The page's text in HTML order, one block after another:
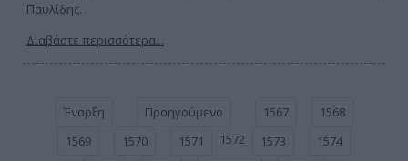
Παυλίδης.
Διαβάστε περισσότερα...
Έναρξη Προηγούμενο 1567
1568
1569
1570 1571 1572 1573
1574